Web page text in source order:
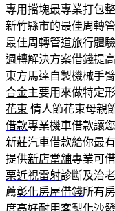
專用擋塊最專業打包
新竹縣市的最佳周轉
最佳周轉管道旅行體
週轉解決方案借錢提
東方馬達自製機械手
合金主要用來做特定
花束 情人節花束母親
借款專業機車借款讓
新莊汽車借款給你最
提供新店當舖專業可
栗近視雷射診斷及治
薦彰化房屋借錢所有
度高好耐用客製化沙發